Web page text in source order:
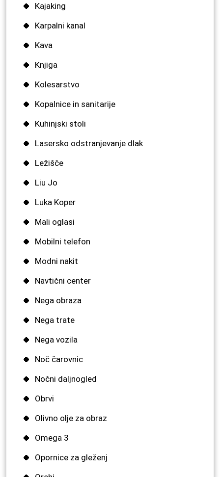
Kajaking
Karpalni kanal
Kava
Knjiga
Kolesarstvo
Kopalnice in sanitarije
Kuhinjski stoli
Lasersko odstranjevanje dlak
Ležišče
Liu Jo
Luka Koper
Mali oglasi
Mobilni telefon
Modni nakit
Navtični center
Nega obraza
Nega trate
Nega vozila
Noč čarovnic
Nočni daljnogled
Obrvi
Olivno olje za obraz
Omega 3
Opornice za gleženj